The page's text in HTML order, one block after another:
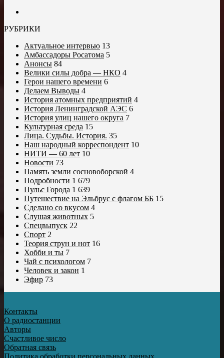
РУБРИКИ
Актуальное интервью 13
Амбассадоры Росатома 5
Анонсы 84
Велики силы добра — НКО 4
Герои нашего времени 6
Делаем Выводы 4
История атомных предприятий 4
История Ленинградской АЭС 6
История улиц нашего округа 7
Культурная среда 15
Лица. Судьбы. История. 35
Наш народный корреспондент 10
НИТИ — 60 лет 10
Новости 73
Память земли сосновоборской 4
Подробности 1 679
Пульс Города 1 639
Путешествие на Эльбрус с флагом ББ 15
Сделано со вкусом 4
Слушая животных 5
Спецвыпуск 22
Спорт 2
Теория струн и нот 16
Хобби и ты 7
Чай с психологом 7
Человек и закон 1
Эфир 73
Контакты
О радиостанции
Авторы
Счастливое число
Обратная связь